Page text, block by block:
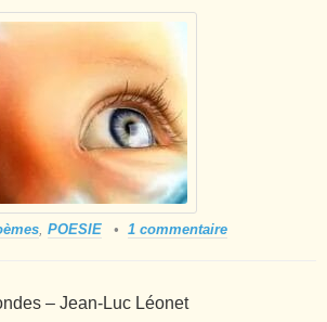
POESIE 1 commentaire
– Jean-Luc Léonet